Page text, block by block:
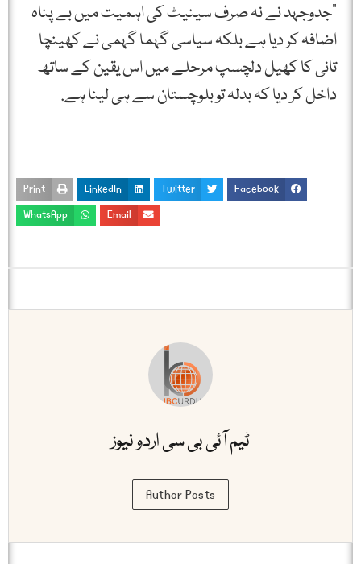
“جدوجہد نے نہ صرف سینیٹ کی اہمیت میں بے پناہ
اضافہ کر دیا ہے بلکہ سیاسی گہما گہمی نے کھینچا
تانی کا کھیل دلچسپ مرحلے میں اس یقین کے ساتھ
داخل کر دیا کہ بدلہ تو بلوچستان سے ہی لینا ہے.
Facebook
Twitter
LinkedIn
Print
Email
WhatsApp
ٹیم آئی بی سی اردو نیوز
Author Posts